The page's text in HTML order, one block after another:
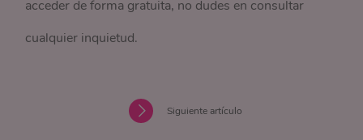
acceder de forma gratuita, no dudes en consultar
cualquier inquietud.
Siguiente artículo